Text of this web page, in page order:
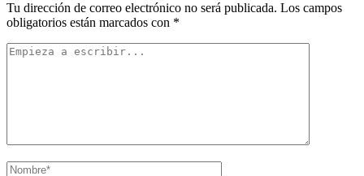
Tu dirección de correo electrónico no será publicada. Los campos
obligatorios están marcados con *